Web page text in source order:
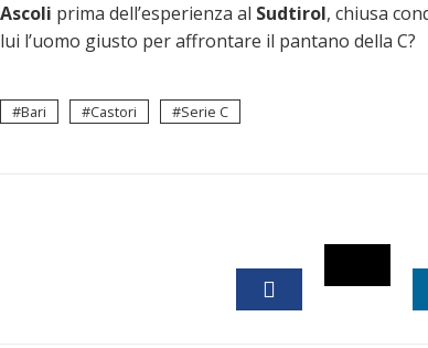
Ascoli prima dell’esperienza al Sudtirol, chiusa
lui l’uomo giusto per affrontare il pantano della C?
Bari Castori Serie C